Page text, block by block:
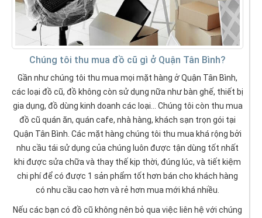
Chúng tôi thu mua đồ cũ gì ở Quận Tân Bình?
Gần như chúng tôi thu mua mọi mặt hàng ở Quận Tân Bình,
các loại đồ cũ, đồ không còn sử dụng nữa như bàn ghế, thiết bị
gia dụng, đồ dùng kinh doanh các loại... Chúng tôi còn thu mua
đồ cũ quán ăn, quán cafe, nhà hàng, khách sạn trọn gói tại
Quận Tân Bình. Các mặt hàng chúng tôi thu mua khá rộng bởi
nhu cầu tái sử dụng của chúng luôn được tận dùng tốt nhất
khi được sửa chữa và thay thế kịp thời, đúng lúc, và tiết kiệm
chi phí để có được 1 sản phẩm tốt hơn bán cho khách hàng
có nhu cầu cao hơn và rẻ hơn mua mới khá nhiều.
Nếu các bạn có đồ cũ không nên bỏ qua việc liên hệ với chúng